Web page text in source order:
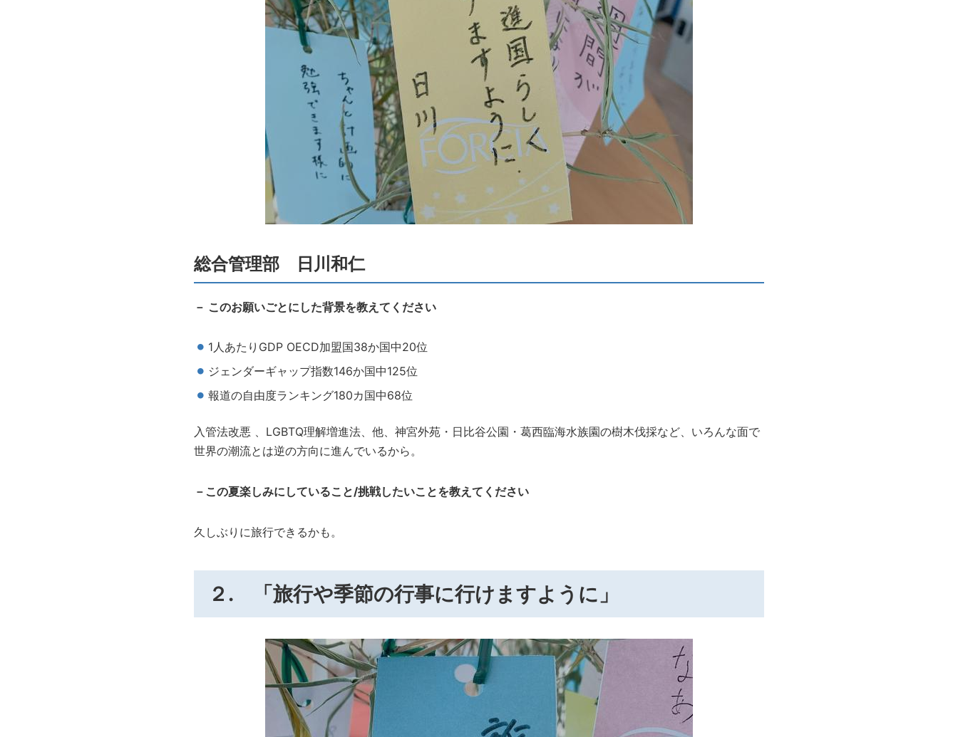
総合管理部 日川和仁
－ このお願いごとにした背景を教えてください
1人あたりGDP OECD加盟国38か国中20位
ジェンダーギャップ指数146か国中125位
報道の自由度ランキング180カ国中68位
入管法改悪 、LGBTQ理解増進法、他、神宮外苑・日比谷公園・葛西臨海水族園の樹木伐採など、いろんな面で
世界の潮流とは逆の方向に進んでいるから。
－この夏楽しみにしていること/挑戦したいことを教えてください
久しぶりに旅行できるかも。
２. 「旅行や季節の行事に行けますように」